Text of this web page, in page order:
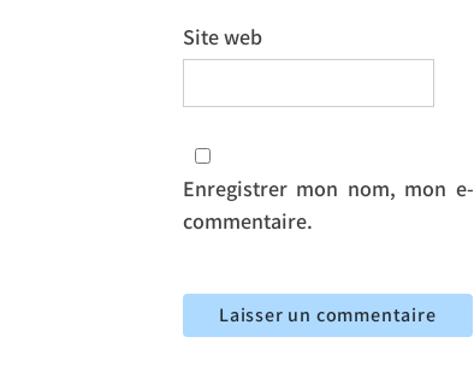
Site web
Enregistrer mon nom, mon
commentaire.